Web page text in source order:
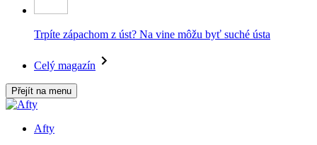
Trpíte zápachom z úst? Na vine môžu byť suché ústa
Celý magazín
Přejít na menu
Afty